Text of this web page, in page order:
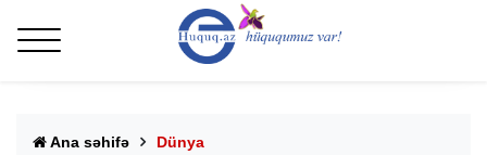
Ana səhifə Dünya